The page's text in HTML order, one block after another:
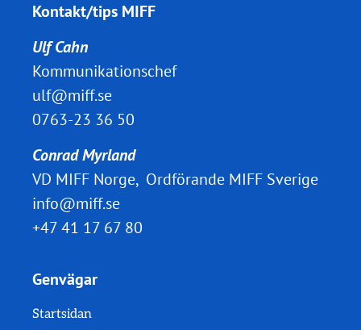
Kontakt/tips MIFF
Ulf Cahn
Kommunikationschef
ulf@miff.se
0763-23 36 50
Conrad Myrland
VD MIFF Norge, Ordförande MIFF Sverige
info@miff.se
+47 41 17 67 80
Genvägar
Startsidan